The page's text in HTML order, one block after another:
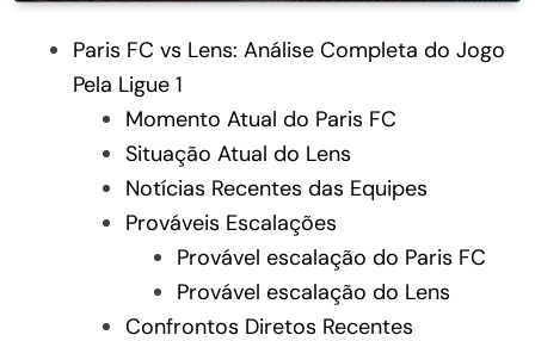
Paris FC vs Lens: Análise Completa do Jogo
Pela Ligue 1
Momento Atual do Paris FC
Situação Atual do Lens
Notícias Recentes das Equipes
Prováveis Escalações
Provável escalação do Paris FC
Provável escalação do Lens
Confrontos Diretos Recentes